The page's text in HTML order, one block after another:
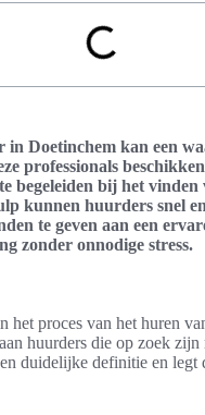
Doetinchem kan een
professionals
begeleiden bij het
kunnen huurders snel
te geven aan een
zonder onnodige stress.
het proces van het huren
huurders die op zoek
duidelijke definitie en